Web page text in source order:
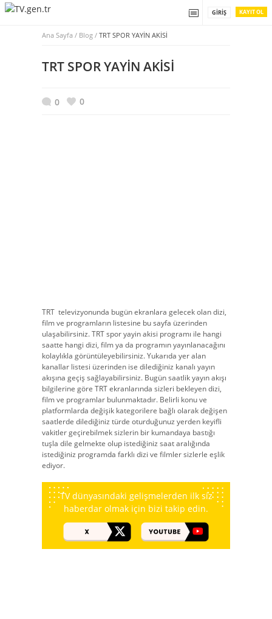
KAYIT OL
GIRIŞ
Ana Sayfa / Blog / TRT SPOR YAYİN AKİSİ
TRT SPOR YAYİN AKİSİ
0 0
TRT televizyonunda bugün ekranlara gelecek olan dizi,
film ve programların listesine bu sayfa üzerinden
ulaşabilirsiniz. TRT spor yayin akisi programı ile hangi
saatte hangi dizi, film ya da programın yayınlanacağını
kolaylıkla görüntüleyebilirsiniz. Yukarıda yer alan
kanallar listesi üzerinden ise dilediğiniz kanalı yayın
akışına geçiş sağlayabilirsiniz. Bugün saatlik yayın akışı
bilgilerine göre TRT ekranlarında sizleri bekleyen dizi,
film ve programlar bulunmaktadır. Belirli konu ve
platformlarda değişik kategorilere bağlı olarak değişen
saatlerde dilediğiniz türde oturduğunuz yerden keyifli
vakitler geçirebilmek sizlerin bir kumandaya bastığı
tuşla dile gelmekte olup istediğiniz saat aralığında
istediğiniz programda farklı dizi ve filmler sizlerle eşlik
ediyor.
TV dünyasındaki gelişmelerden ilk siz
haberdar olmak için bizi takip edin.